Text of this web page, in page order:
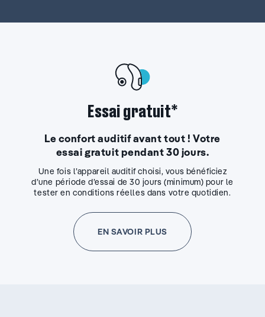
Essai gratuit*
Le confort auditif avant tout ! Votre
essai gratuit pendant 30 jours.
Une fois l’appareil auditif choisi, vous bénéficiez
d’une période d’essai de 30 jours (minimum) pour le
tester en conditions réelles dans votre quotidien.
EN SAVOIR PLUS